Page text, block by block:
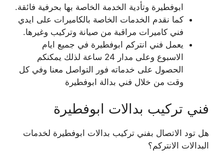
ابوفطيرة وتأدية الخدمة الخاصة بها بحرفية فائقة.
كما نقدم الخدمات الخاصة بالكاميرات على ايدي
فني كاميرات مراقبة من صيانة وتركيب وغيرها.
يعمل فني انتركم ابوفطيرة في جميع ايام
الاسبوع وعلى مدار 24 ساعة لذلك يمكنكم
الحصول على خدماته فور التواصل معنا وفي كل
وقت من خلال فني بدالة ابوفطيرة
فني تركيب بدالات ابوفطيرة
هل تود الاتصال بفني تركيب بدالات ابوفطيرة لخدمات
البدالات الانتركم؟